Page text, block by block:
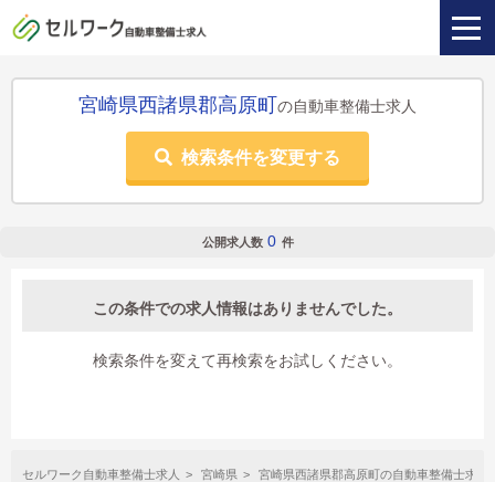
宮崎県西諸県郡高原町 の自動車整備士求人
検索条件を変更する
公開求人数 0 件
この条件での求人情報はありませんでした。
検索条件を変えて再検索をお試しください。
セルワーク自動車整備士求人 宮崎県 宮崎県西諸県郡高原町の自動車整備士求人